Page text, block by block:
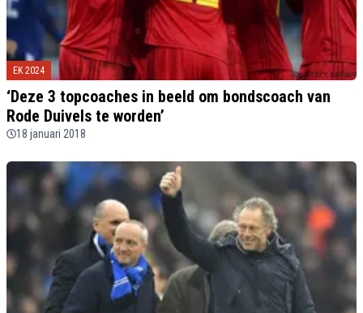
EK 2024
‘Deze 3 topcoaches in beeld om bondscoach van
Rode Duivels te worden’
18 januari 2018